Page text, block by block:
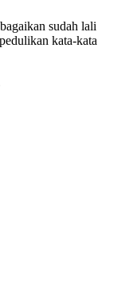
sudah lali
kata-kata